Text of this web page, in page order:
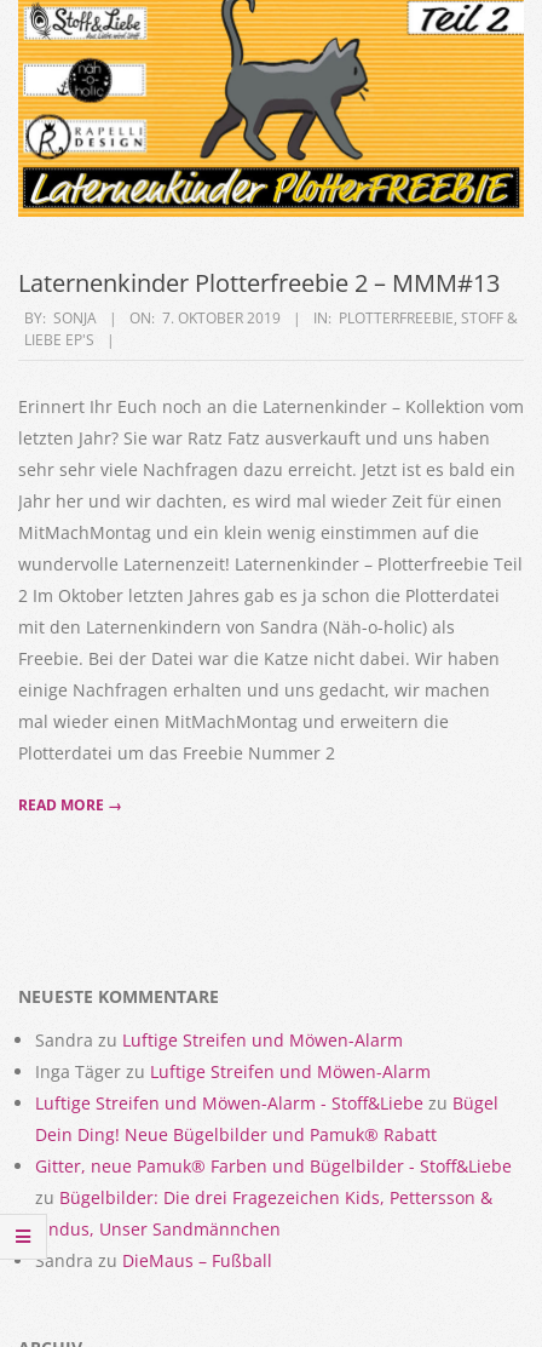
Laternenkinder Plotterfreebie 2 – MMM#13
2019-
10-
BY: SONJA ON: 7. OKTOBER 2019 IN: PLOTTERFREEBIE, STOFF &
LIEBE EP'S
Erinnert Ihr Euch noch an die Laternenkinder – Kollektion vom
letzten Jahr? Sie war Ratz Fatz ausverkauft und uns haben
sehr sehr viele Nachfragen dazu erreicht. Jetzt ist es bald ein
Jahr her und wir dachten, es wird mal wieder Zeit für einen
MitMachMontag und ein klein wenig einstimmen auf die
wundervolle Laternenzeit! Laternenkinder – Plotterfreebie Teil
2 Im Oktober letzten Jahres gab es ja schon die Plotterdatei
mit den Laternenkindern von Sandra (Näh-o-holic) als
Freebie. Bei der Datei war die Katze nicht dabei. Wir haben
einige Nachfragen erhalten und uns gedacht, wir machen
mal wieder einen MitMachMontag und erweitern die
Plotterdatei um das Freebie Nummer 2
READ MORE →
NEUESTE KOMMENTARE
Sandra zu Luftige Streifen und Möwen-Alarm
Inga Täger zu Luftige Streifen und Möwen-Alarm
Luftige Streifen und Möwen-Alarm - Stoff&Liebe zu Bügel
Dein Ding! Neue Bügelbilder und Pamuk® Rabatt
Gitter, neue Pamuk® Farben und Bügelbilder - Stoff&Liebe
zu Bügelbilder: Die drei Fragezeichen Kids, Pettersson &
Findus, Unser Sandmännchen
Sandra zu DieMaus – Fußball